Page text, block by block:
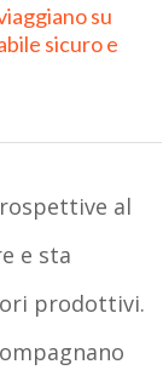
su
sicuro e
al
e sta
prodottivi.